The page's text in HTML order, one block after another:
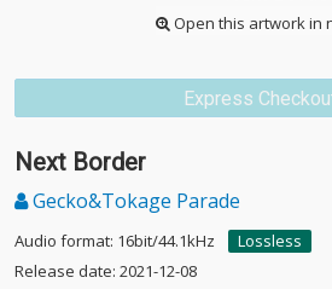
Open this artwork in
Express
Next Border
Gecko&Tokage Parade
Audio format: 16bit/44.1kHz
Lossless
Release date: 2021-12-08